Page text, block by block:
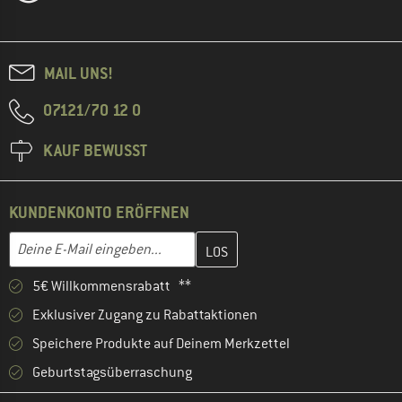
MAIL UNS!
07121/70 12 0
KAUF BEWUSST
KUNDENKONTO ERÖFFNEN
E-Mail-Adresse
Gib hier deine E-Mail-Adresse ein und erstelle im nächsten
5€ Willkommensrabatt **
Exklusiver Zugang zu Rabattaktionen
Speichere Produkte auf Deinem Merkzettel
Geburtstagsüberraschung